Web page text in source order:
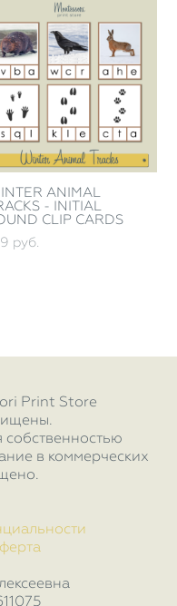
ANIMAL
- INITIAL
CLIP CARDS
pуб.
Print Store
собственностью
в коммерческих